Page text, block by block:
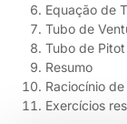
Equação de
Tubo de
Tubo de Pitot
Resumo
Raciocínio
Exercícios